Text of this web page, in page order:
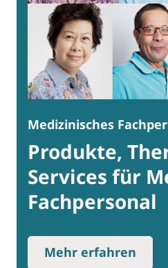
Medizinisches
Produkte,
Services für
Fachpersonal
Mehr erfahren